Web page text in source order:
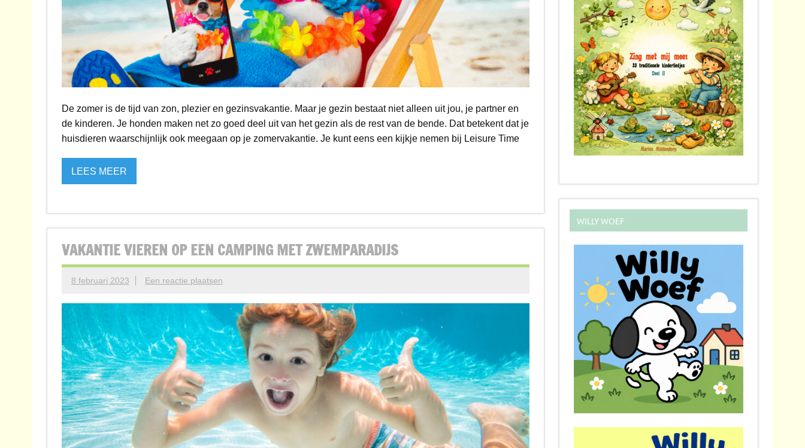
De zomer is de tijd van zon, plezier en gezinsvakantie. Maar je gezin bestaat niet alleen uit jou, je partner en
de kinderen. Je honden maken net zo goed deel uit van het gezin als de rest van de bende. Dat betekent dat je
huisdieren waarschijnlijk ook meegaan op je zomervakantie. Je kunt eens een kijkje nemen bij Leisure Time
LEES MEER
VAKANTIE VIEREN OP EEN CAMPING MET ZWEMPARADIJS
8 februari 2023 Een reactie plaatsen
WILLY WOEF